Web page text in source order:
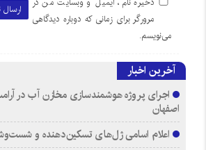
ارسال
مرورگر برای زمانی که دوباره دیدگاهی
می‌نویسم.
آخرین اخبار
اجرای پروژه هوشمندسازی مخازن آب در
اصفهان
اعلام اسامی ژل‌های تسکین‌دهنده و